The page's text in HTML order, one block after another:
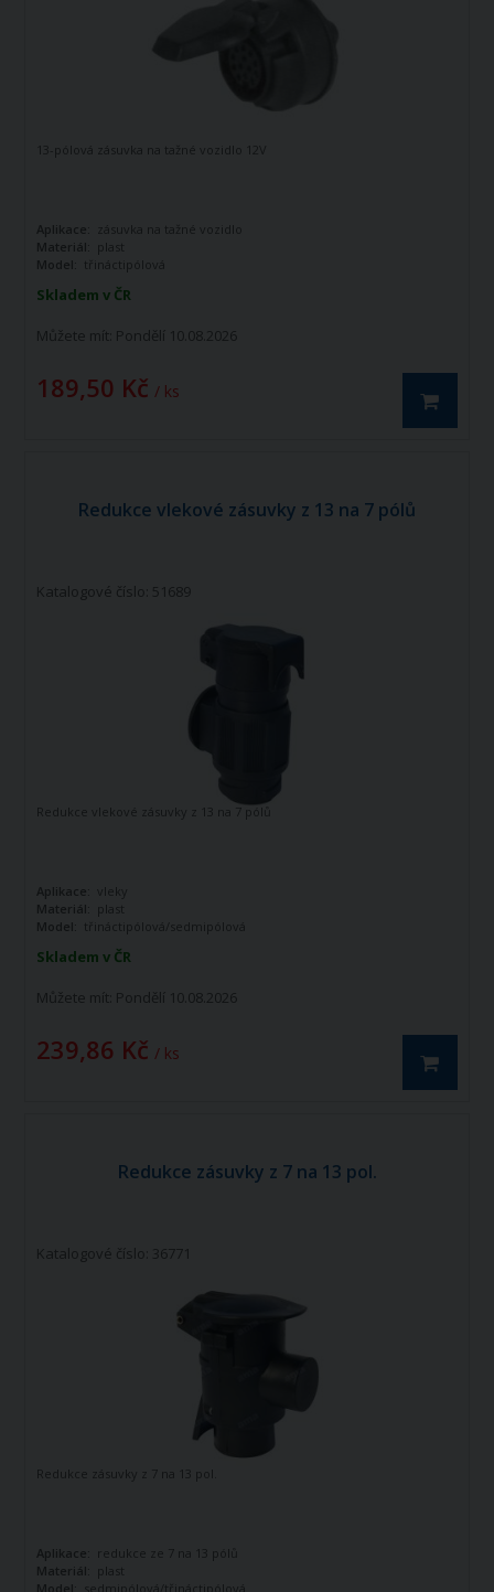
Skladem v ČR
Můžete mít: Pondělí 10.08.2026
189,50 Kč / ks
13-pólová zásuvka na tažné vozidlo 12V
Aplikace: zásuvka na tažné vozidlo
Materiál: plast
Model: třináctipólová
Redukce vlekové zásuvky z 13 na 7 pólů
Katalogové číslo: 51689
Skladem v ČR
Můžete mít: Pondělí 10.08.2026
239,86 Kč / ks
Redukce vlekové zásuvky z 13 na 7 pólů
Aplikace:
vleky
Materiál: plast
Model: třináctipólová/sedmipólová
Redukce zásuvky z 7 na 13 pol.
Katalogové číslo: 36771
Redukce zásuvky z 7 na 13 pol.
Aplikace: redukce ze 7 na 13 pólů
Materiál: plast
Model:
sedmipólová/třináctipólová